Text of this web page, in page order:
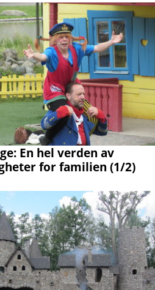
En hel verden av
for familien (1/2)